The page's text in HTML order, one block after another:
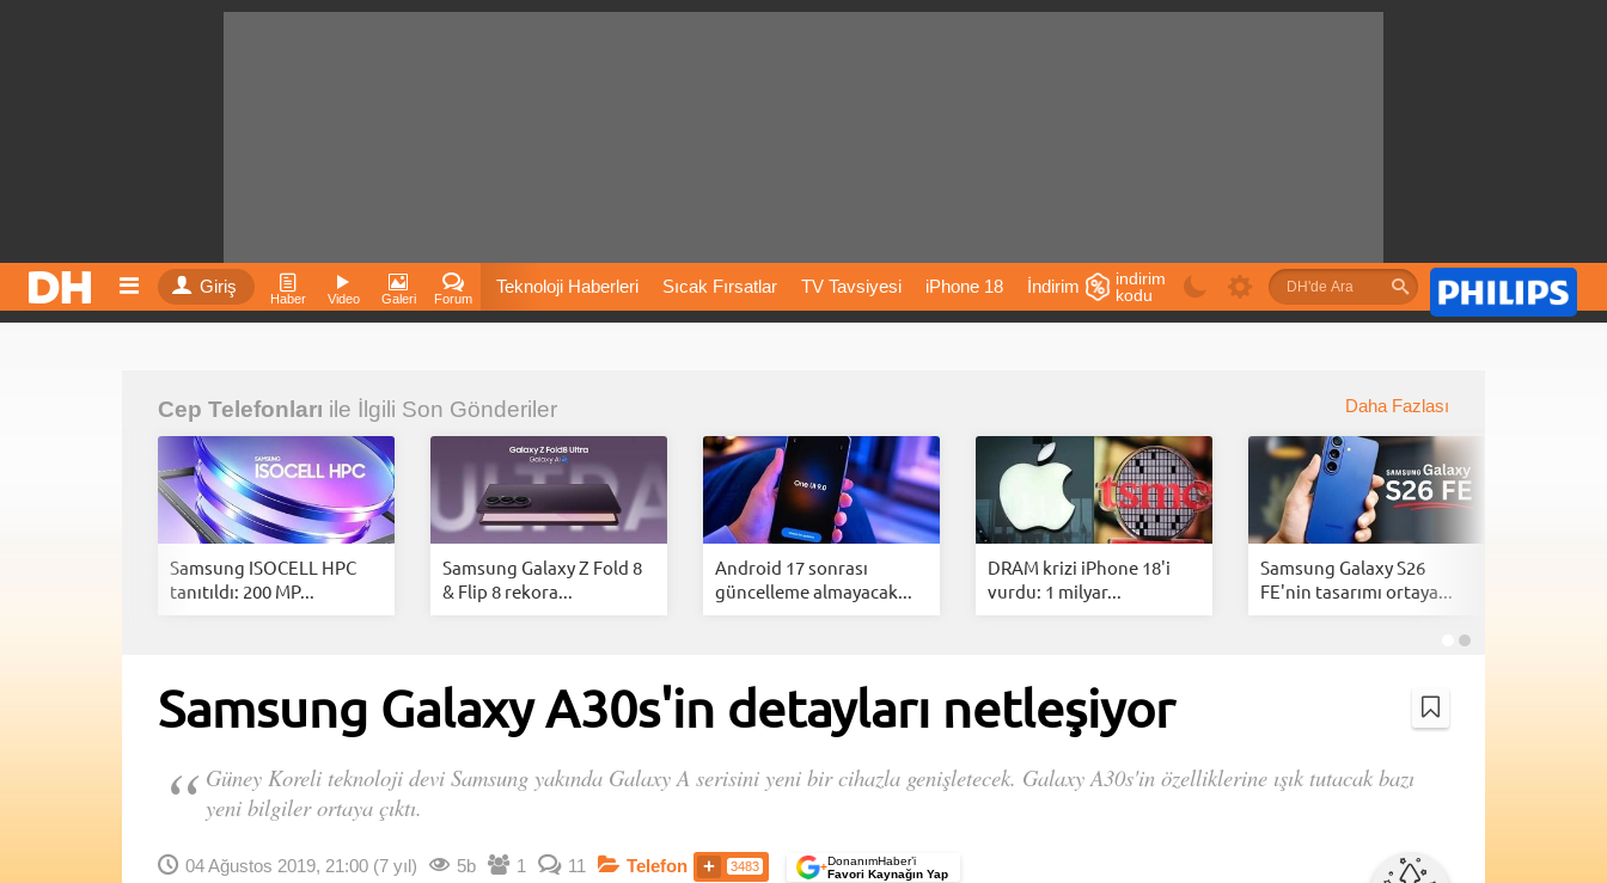
Giriş
Haber Video Galeri Forum
Teknoloji Haberleri Sıcak Fırsatlar TV Tavsiyesi iPhone 18 İndirim
Fiyatları
İnstagram Dondurma İnstagram Çöktü Mü
indirim
kodu
Cep Telefonları ile İlgili Son Gönderiler Daha Fazlası
Samsung ISOCELL HPC
tanıtıldı: 200 MP...
Samsung Galaxy Z Fold 8
& Flip 8 rekora...
Android 17 sonrası
güncelleme almayacak...
DRAM krizi iPhone 18'i
vurdu: 1 milyar...
Samsung Galaxy S26
FE'nin tasarımı ortaya...
Samsung Galaxy A30s'in detayları netleşiyor
Güney Koreli teknoloji devi Samsung yakında Galaxy A serisini yeni bir cihazla genişletecek. Galaxy A30s'in özelliklerine ışık tutacak bazı
yeni bilgiler ortaya çıktı.
04 Ağustos 2019, 21:00 (7 yıl) 5b 1 11 Telefon 3483 +DonanımHaber’i
Favori Kaynağın Yap